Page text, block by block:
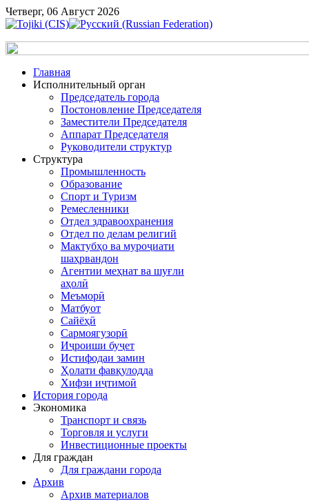
Четверг, 06 Август 2026
Главная
Исполнительный орган
Председатель города
Постоновление Председателя
Заместители Председателя
Аппарат Председателя
Руководители структур
Структура
Промышленность
Образование
Спорт и Туризм
Ремесленники
Отдел здравоохранения
Отдел по делам религий
Мактубҳо ва муроҷиати
шаҳрвандон
Агентии меҳнат ва шуғли
аҳолӣ
Меъморӣ
Матбуот
Сайёҳӣ
Сармоягузорӣ
Иҷроиши буҷет
Истифодаи замин
Ҳолати фавқулодда
Хифзи иҷтимоӣ
История города
Экономика
Транспорт и связь
Торговля и услуги
Инвестиционные проекты
Для граждан
Для граждани города
Архив
Архив материалов